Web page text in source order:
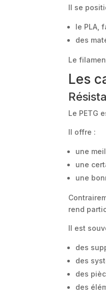
Il se
le PLA,
des
Le
Les
Le PETG
Il offre :
une
une
une
rend
Il est
des
des
des
des